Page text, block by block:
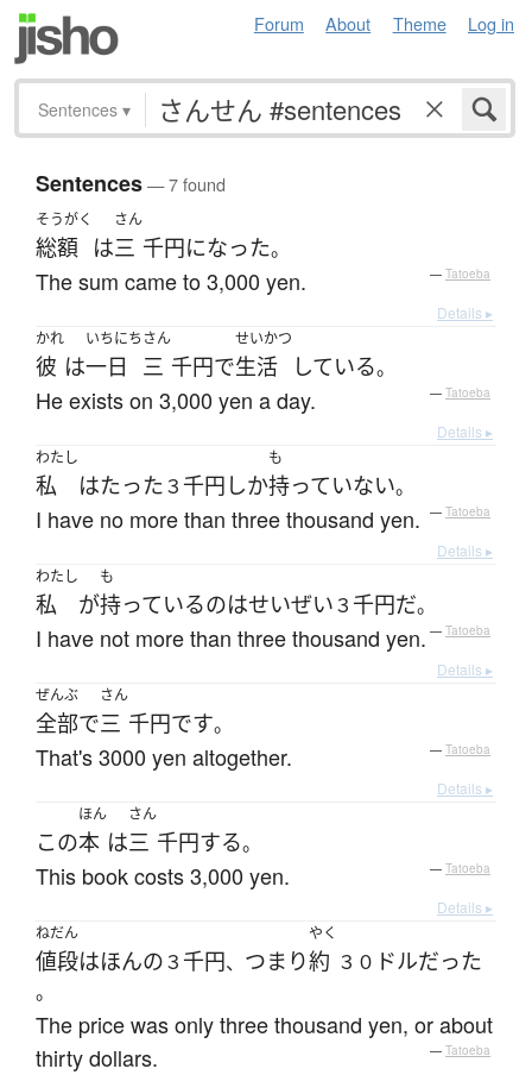
Forum About Theme Log in
Sentences ▾
Sentences— 7 found
そうがく
総額 は
さん
三 千円になった。
The sum came to 3,000 yen. — Tatoeba
Details ▸
かれ
彼 は
いちにち
一日
さん
三 千円で
せいかつ
生活 している。
He exists on 3,000 yen a day. — Tatoeba
Details ▸
わたし
私 はたった３ 千円 しか
も
持っていない。
I have no more than three thousand yen. — Tatoeba
Details ▸
わたし
私 が
も
持っているのはせいぜい３ 千円だ。
I have not more than three thousand yen. — Tatoeba
Details ▸
ぜんぶ
全部で
さん
三 千円です。
That's 3000 yen altogether. — Tatoeba
Details ▸
この
ほん
本 は
さん
三 千円する。
This book costs 3,000 yen. — Tatoeba
Details ▸
ねだん
値段はほんの３ 千円、 つまり
やく
約 ３０ ドルだった
。
The price was only three thousand yen, or about
thirty dollars.
— Tatoeba